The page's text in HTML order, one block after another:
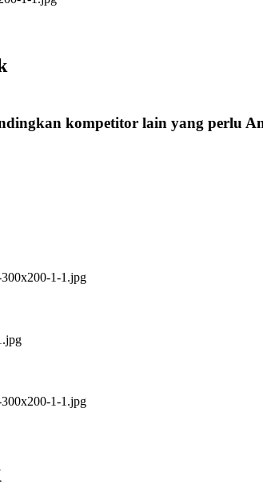
kompetitor lain yang perlu